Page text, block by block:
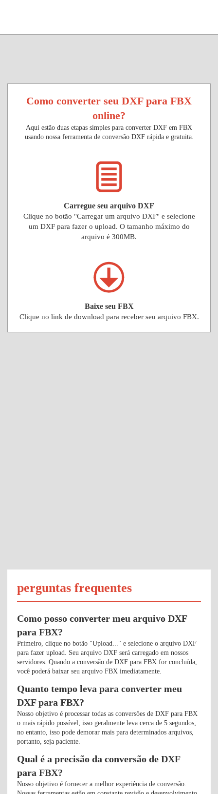
Como converter seu DXF para FBX
online?
Aqui estão duas etapas simples para converter DXF em FBX
usando nossa ferramenta de conversão DXF rápida e gratuita.
Carregue seu arquivo DXF
Clique no botão "Carregar um arquivo DXF" e selecione
um DXF para fazer o upload. O tamanho máximo do
arquivo é 300MB.
Baixe seu FBX
Clique no link de download para receber seu arquivo FBX.
perguntas frequentes
Como posso converter meu arquivo DXF
para FBX?
Primeiro, clique no botão "Upload..." e selecione o arquivo DXF
para fazer upload. Seu arquivo DXF será carregado em nossos
servidores. Quando a conversão de DXF para FBX for concluída,
você poderá baixar seu arquivo FBX imediatamente.
Quanto tempo leva para converter meu
DXF para FBX?
Nosso objetivo é processar todas as conversões de DXF para FBX
o mais rápido possível; isso geralmente leva cerca de 5 segundos;
no entanto, isso pode demorar mais para determinados arquivos,
portanto, seja paciente.
Qual é a precisão da conversão de DXF
para FBX?
Nosso objetivo é fornecer a melhor experiência de conversão.